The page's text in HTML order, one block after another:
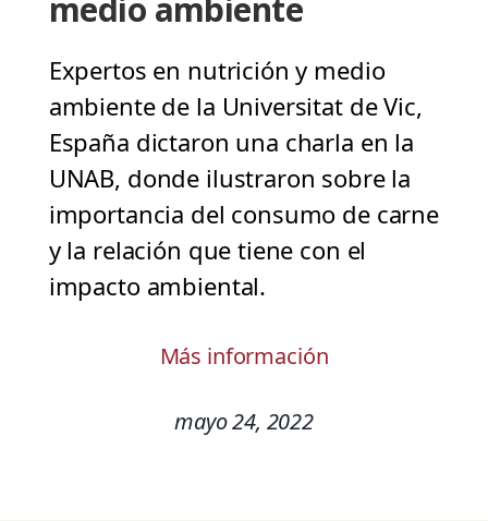
medio ambiente
Expertos en nutrición y medio
ambiente de la Universitat de Vic,
España dictaron una charla en la
UNAB, donde ilustraron sobre la
importancia del consumo de carne
y la relación que tiene con el
impacto ambiental.
Más información
mayo 24, 2022